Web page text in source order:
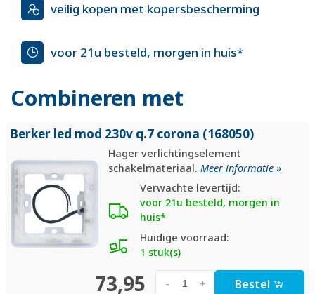
veilig kopen met kopersbescherming
voor 21u besteld, morgen in huis*
Combineren met
Berker led mod 230v q.7 corona (168050)
Hager verlichtingselement
schakelmateriaal.Meer informatie »
Verwachte levertijd:
voor 21u besteld, morgen in
huis*
Huidige voorraad:
1 stuk(s)
73,95 +
- Bestel